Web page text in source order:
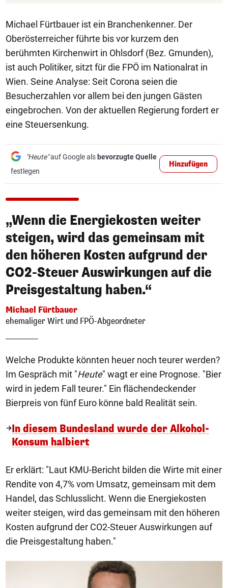
Michael Fürtbauer ist ein Branchenkenner. Der
Oberösterreicher führte bis vor kurzem den
berühmten Kirchenwirt in Ohlsdorf (Bez. Gmunden),
ist auch Politiker, sitzt für die FPÖ im Nationalrat in
Wien. Seine Analyse: Seit Corona seien die
Besucherzahlen vor allem bei den jungen Gästen
eingebrochen. Von der aktuellen Regierung fordert er
eine Steuersenkung.
"Heute"auf Google als bevorzugte Quelle
festlegen
Hinzufügen
„Wenn die Energiekosten weiter
steigen, wird das gemeinsam mit
den höheren Kosten aufgrund der
CO2-Steuer Auswirkungen auf die
Preisgestaltung haben.“
Michael Fürtbauer
ehemaliger Wirt und FPÖ-Abgeordneter
Welche Produkte könnten heuer noch teurer werden?
Im Gespräch mit "Heute" wagt er eine Prognose. "Bier
wird in jedem Fall teurer." Ein flächendeckender
Bierpreis von fünf Euro könne bald Realität sein.
In diesem Bundesland wurde der Alkohol-
Konsum halbiert
Er erklärt: "Laut KMU-Bericht bilden die Wirte mit einer
Rendite von 4,7% vom Umsatz, gemeinsam mit dem
Handel, das Schlusslicht. Wenn die Energiekosten
weiter steigen, wird das gemeinsam mit den höheren
Kosten aufgrund der CO2-Steuer Auswirkungen auf
die Preisgestaltung haben."